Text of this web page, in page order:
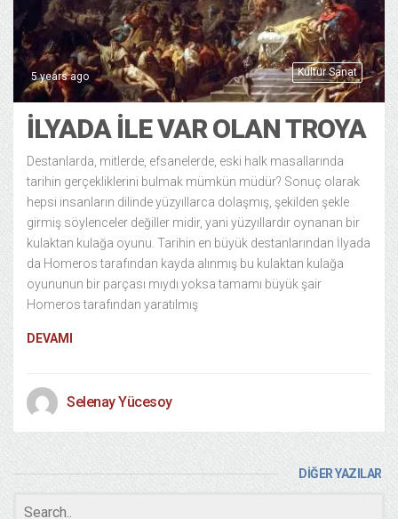
Kültür Sanat
5 years ago
İLYADA ILE VAR OLAN TROYA
Destanlarda, mitlerde, efsanelerde, eski halk masallarında
tarihin gerçekliklerini bulmak mümkün müdür? Sonuç olarak
hepsi insanların dilinde yüzyıllarca dolaşmış, şekilden şekle
girmiş söylenceler değiller midir, yani yüzyıllardır oynanan bir
kulaktan kulağa oyunu. Tarihin en büyük destanlarından İlyada
da Homeros tarafından kayda alınmış bu kulaktan kulağa
oyununun bir parçası mıydı yoksa tamamı büyük şair
Homeros tarafından yaratılmış
DEVAMI
Selenay Yücesoy
DİĞER YAZILAR